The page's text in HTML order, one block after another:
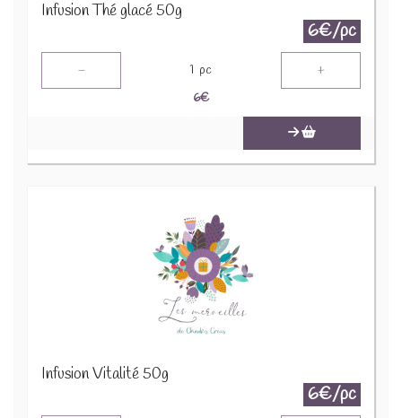
Infusion Thé glacé 50g
6€/pc
- 1 pc +
6€
Infusion Vitalité 50g
6€/pc